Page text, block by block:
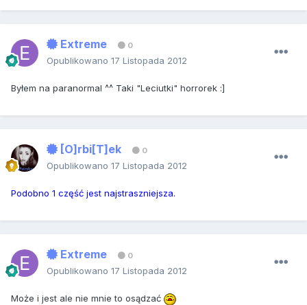
Extreme 0
Opublikowano 17 Listopada 2012
Byłem na paranormal ^^ Taki "Leciutki" horrorek :]
[O]rbi[T]ek 0
Opublikowano 17 Listopada 2012
Podobno 1 część jest najstraszniejsza.
Extreme 0
Opublikowano 17 Listopada 2012
Może i jest ale nie mnie to osądzać